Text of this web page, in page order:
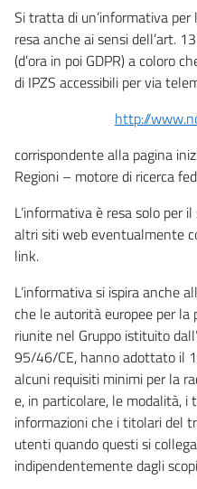
Si tratta di un’informativa
resa anche ai sensi dell’art.
(d’ora in poi GDPR) a coloro
di IPZS accessibili per via
http://
corrispondente alla pagina
Regioni – motore di ricerca
L’informativa è resa solo per
altri siti web eventualmente
link.
L’informativa si ispira anche
che le autorità europee per la
riunite nel Gruppo istituito
95/46/CE, hanno adottato il
alcuni requisiti minimi per la
e, in particolare, le modalità,
informazioni che i titolari del
utenti quando questi si
indipendentemente dagli